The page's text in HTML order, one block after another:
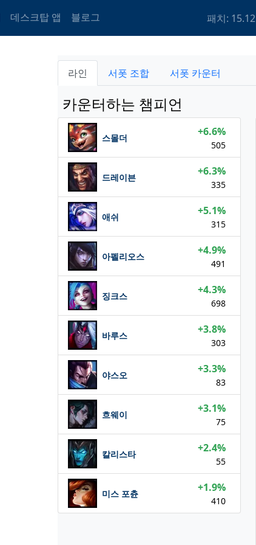
데스크탑 앱 블로그 패치: 15.12
라인 서폿 조합 서폿 카운터
카운터하는 챔피언
스몰더 +6.6%
505
드레이븐 +6.3%
335
애쉬 +5.1%
315
아펠리오스 +4.9%
491
징크스 +4.3%
698
바루스 +3.8%
303
야스오 +3.3%
83
흐웨이 +3.1%
75
칼리스타 +2.4%
55
미스 포츈 +1.9%
410